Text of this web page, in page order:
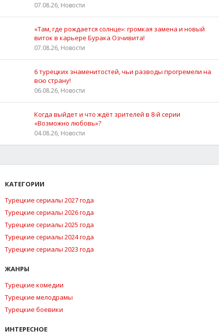
07.08.26, Новости
«Там, где рождается солнце»: громкая замена и новый
виток в карьере Бурака Озчивита!
07.08.26, Новости
6 турецких знаменитостей, чьи разводы прогремели на
всю страну!
06.08.26, Новости
Когда выйдет и что ждёт зрителей в 8-й серии
«Возможно любовь»?
04.08.26, Новости
КАТЕГОРИИ
Турецкие сериалы 2027 года
Турецкие сериалы 2026 года
Турецкие сериалы 2025 года
Турецкие сериалы 2024 года
Турецкие сериалы 2023 года
ЖАНРЫ
Турецкие комедии
Турецкие мелодрамы
Турецкие боевики
ИНТЕРЕСНОЕ